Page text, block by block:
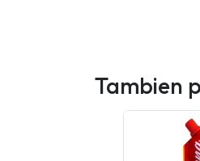
Tambien